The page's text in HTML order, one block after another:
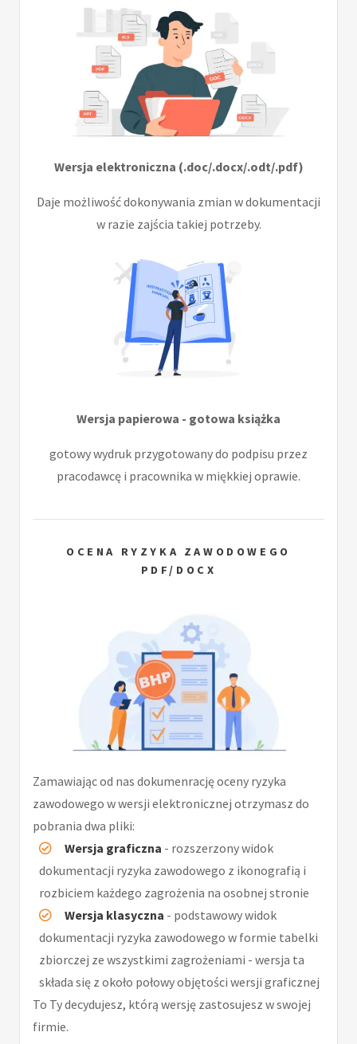
Wersja elektroniczna (.doc/.docx/.odt/.pdf)
Daje możliwość dokonywania zmian w dokumentacji
w razie zajścia takiej potrzeby.
Wersja papierowa - gotowa książka
gotowy wydruk przygotowany do podpisu przez
pracodawcę i pracownika w miękkiej oprawie.
OCENA RYZYKA ZAWODOWEGO
PDF/DOCX
Zamawiając od nas dokumenrację oceny ryzyka
zawodowego w wersji elektronicznej otrzymasz do
pobrania dwa pliki:
Wersja graficzna - rozszerzony widok
dokumentacji ryzyka zawodowego z ikonografią i
rozbiciem każdego zagrożenia na osobnej stronie
Wersja klasyczna - podstawowy widok
dokumentacji ryzyka zawodowego w formie tabelki
zbiorczej ze wszystkimi zagrożeniami - wersja ta
składa się z około połowy objętości wersji graficznej
To Ty decydujesz, którą wersję zastosujesz w swojej
firmie.